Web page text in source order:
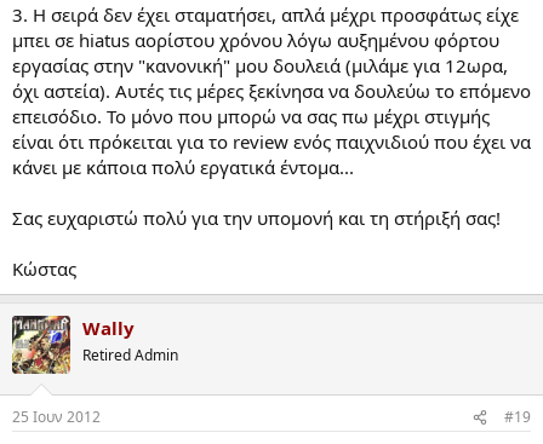
3. Η σειρά δεν έχει σταματήσει, απλά μέχρι προσφάτως είχε
μπει σε hiatus αορίστου χρόνου λόγω αυξημένου φόρτου
εργασίας στην "κανονική" μου δουλειά (μιλάμε για 12ωρα,
όχι αστεία). Αυτές τις μέρες ξεκίνησα να δουλεύω το επόμενο
επεισόδιο. Το μόνο που μπορώ να σας πω μέχρι στιγμής
είναι ότι πρόκειται για το review ενός παιχνιδιού που έχει να
κάνει με κάποια πολύ εργατικά έντομα...
Σας ευχαριστώ πολύ για την υπομονή και τη στήριξή σας!
Κώστας
Wally
Retired Admin
25 Ιουν 2012 #19